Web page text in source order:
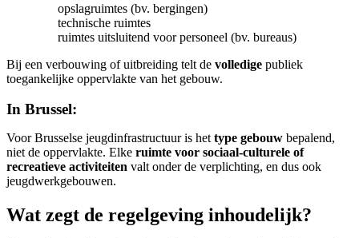
opslagruimtes (bv. bergingen)
technische ruimtes
ruimtes uitsluitend voor personeel (bv. bureaus)
Bij een verbouwing of uitbreiding telt de volledige publiek
toegankelijke oppervlakte van het gebouw.
In Brussel:
Voor Brusselse jeugdinfrastructuur is het type gebouw bepalend,
niet de oppervlakte. Elke ruimte voor sociaal-culturele of
recreatieve activiteiten valt onder de verplichting, en dus ook
jeugdwerkgebouwen.
Wat zegt de regelgeving inhoudelijk?